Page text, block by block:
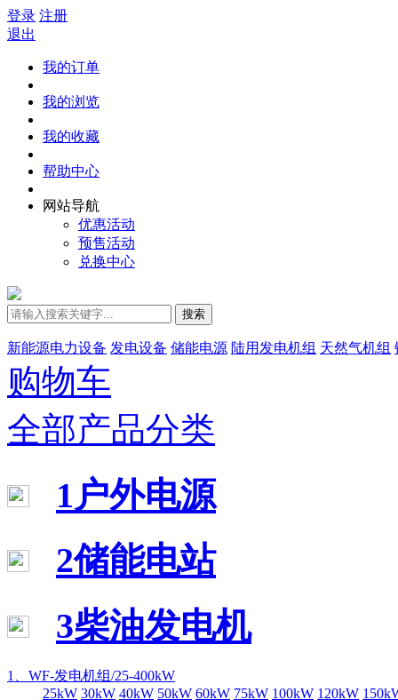
登录 注册
退出
我的订单
我的浏览
我的收藏
帮助中心
网站导航
优惠活动
预售活动
兑换中心
搜索
新能源电力设备 发电设备 储能电源 陆用发电机组 天然气机组
购物车
全部产品分类
1户外电源
2储能电站
3柴油发电机
1、WF-发电机组/25-400kW
25kW 30kW 40kW 50kW 60kW 75kW 100kW 120kW